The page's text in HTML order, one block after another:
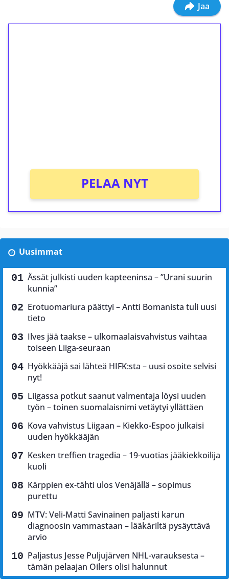
Jaa
PELAA NYT
Uusimmat
Ässät julkisti uuden kapteeninsa – ”Urani suurin
kunnia”
Erotuomariura päättyi – Antti Bomanista tuli uusi
tieto
Ilves jää taakse – ulkomaalaisvahvistus vaihtaa
toiseen Liiga-seuraan
Hyökkääjä sai lähteä HIFK:sta – uusi osoite selvisi
nyt!
Liigassa potkut saanut valmentaja löysi uuden
työn – toinen suomalaisnimi vetäytyi yllättäen
Kova vahvistus Liigaan – Kiekko-Espoo julkaisi
uuden hyökkääjän
Kesken treffien tragedia – 19-vuotias jääkiekkoilija
kuoli
Kärppien ex-tähti ulos Venäjällä – sopimus
purettu
MTV: Veli-Matti Savinainen paljasti karun
diagnoosin vammastaan – lääkäriltä pysäyttävä
arvio
Paljastus Jesse Puljujärven NHL-varauksesta –
tämän pelaajan Oilers olisi halunnut